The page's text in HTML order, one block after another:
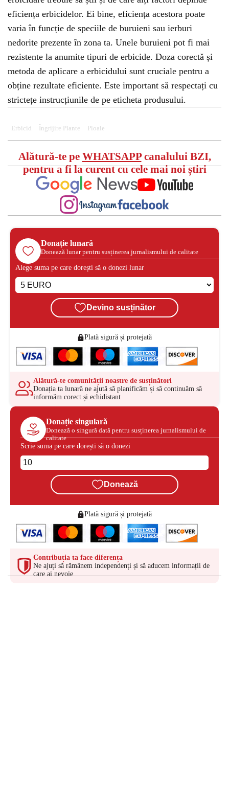
eficiența erbicidelor. Ei bine, eficiența acestora poate
varia în funcție de speciile de buruieni sau ierburi
nedorite prezente în zona ta. Unele buruieni pot fi mai
rezistente la anumite tipuri de erbicide. Doza corectă și
metoda de aplicare a erbicidului sunt cruciale pentru a
obține rezultate eficiente. Este important să respectați cu
strictețe instrucțiunile de pe eticheta produsului.
Erbicid Îngrijire Plante Ploaie
Alătură-te pe WHATSAPPcanalului BZI,
pentru a fi la curent cu cele mai noi știri
Donație lunară
Donează lunar pentru susținerea jurnalismului de calitate
Alege suma pe care dorești să o donezi lunar
Devino susținător
Plată sigură și protejată
Alătură-te comunității noastre de susținători
Donația ta lunară ne ajută să planificăm și să continuăm să
informăm corect și echidistant
Donație singulară
Donează o singură dată pentru susținerea jurnalismului de
calitate
Scrie suma pe care dorești să o donezi
Donează
Plată sigură și protejată
Contribuția ta face diferența
Ne ajuți să rămânem independenți și să aducem informații de
care ai nevoie